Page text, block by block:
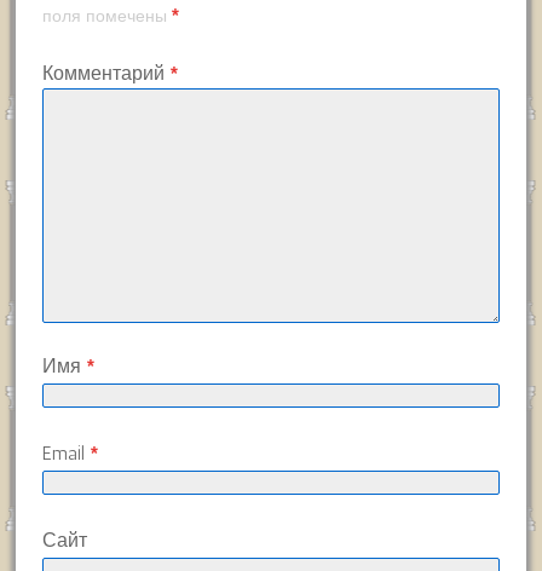
поля помечены *
Комментарий *
Имя *
Email *
Сайт